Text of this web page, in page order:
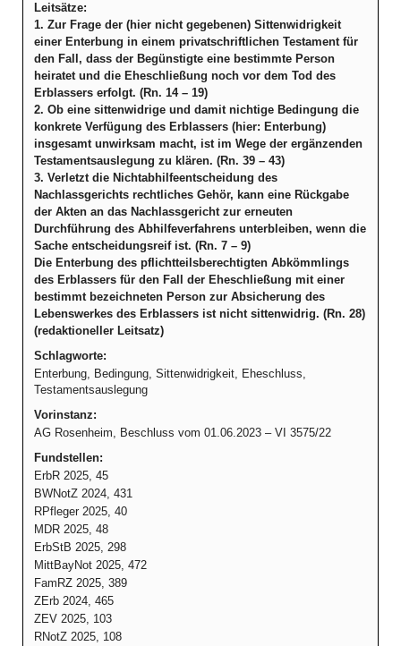
Leitsätze:
1. Zur Frage der (hier nicht gegebenen) Sittenwidrigkeit
einer Enterbung in einem privatschriftlichen Testament für
den Fall, dass der Begünstigte eine bestimmte Person
heiratet und die Eheschließung noch vor dem Tod des
Erblassers erfolgt. (Rn. 14 – 19)
2. Ob eine sittenwidrige und damit nichtige Bedingung die
konkrete Verfügung des Erblassers (hier: Enterbung)
insgesamt unwirksam macht, ist im Wege der ergänzenden
Testamentsauslegung zu klären. (Rn. 39 – 43)
3. Verletzt die Nichtabhilfeentscheidung des
Nachlassgerichts rechtliches Gehör, kann eine Rückgabe
der Akten an das Nachlassgericht zur erneuten
Durchführung des Abhilfeverfahrens unterbleiben, wenn die
Sache entscheidungsreif ist. (Rn. 7 – 9)
Die Enterbung des pflichtteilsberechtigten Abkömmlings
des Erblassers für den Fall der Eheschließung mit einer
bestimmt bezeichneten Person zur Absicherung des
Lebenswerkes des Erblassers ist nicht sittenwidrig. (Rn. 28)
(redaktioneller Leitsatz)
Schlagworte:
Enterbung, Bedingung, Sittenwidrigkeit, Eheschluss,
Testamentsauslegung
Vorinstanz:
AG Rosenheim, Beschluss vom 01.06.2023 – VI 3575/22
Fundstellen:
ErbR 2025, 45
BWNotZ 2024, 431
RPfleger 2025, 40
MDR 2025, 48
ErbStB 2025, 298
MittBayNot 2025, 472
FamRZ 2025, 389
ZErb 2024, 465
ZEV 2025, 103
RNotZ 2025, 108